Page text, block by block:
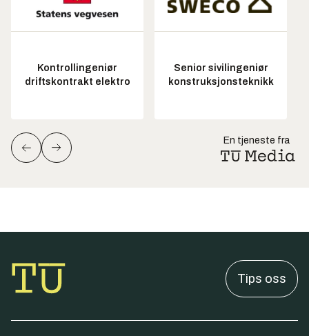
Kontrollingeniør
driftskontrakt elektro
Senior sivilingeniør
konstruksjonsteknikk
En tjeneste fra
Tips oss